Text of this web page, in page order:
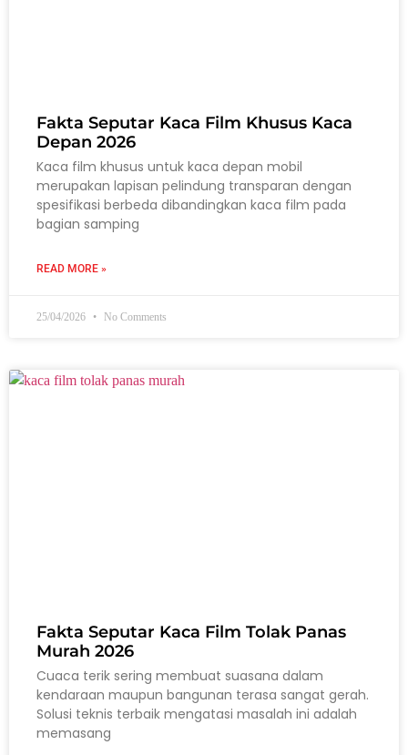
Fakta Seputar Kaca Film Khusus Kaca
Depan 2026
Kaca film khusus untuk kaca depan mobil
merupakan lapisan pelindung transparan dengan
spesifikasi berbeda dibandingkan kaca film pada
bagian samping
READ MORE »
25/04/2026 No Comments
Fakta Seputar Kaca Film Tolak Panas
Murah 2026
Cuaca terik sering membuat suasana dalam
kendaraan maupun bangunan terasa sangat gerah.
Solusi teknis terbaik mengatasi masalah ini adalah
memasang